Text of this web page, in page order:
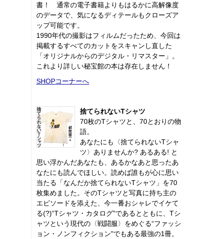
書！ 通常の電子書籍よりもはるかに高解像度
のデータで、気になるディテールもクローズア
ップ可能です。
1990年代の撮影はフィルムだったため、今回は
掲載するすべてのカットをスキャンし直した
「オリジナルからのデジタル・リマスター」。
これより詳しい秘宝館の本は存在しません！
SHOPコーナーへ
捨てられないTシャツ
70枚のTシャツと、70とおりの物
語。
あなたにも〈捨てられないTシャ
ツ〉ありませんか? あるある! と
思い浮かんだあなたも、あるかなあと思ったあ
なたにも読んでほしい。読めば誰もが心に思い
当たる「なんだか捨てられないTシャツ」を70
枚集めました。そのTシャツと写真に持ち主の
エピソードを添えた、今一番おシャレでイケて
る(?)“Tシャツ・カタログ"であるとともに、Tシ
ャツという現代の〈戦闘服〉をめぐる“ファッシ
ョン・ノンフィクション"でもある最強の1冊。